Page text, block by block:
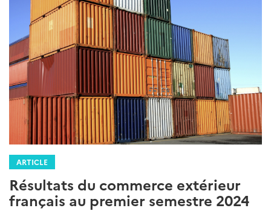
ARTICLE
Résultats du commerce extérieur
français au premier semestre 2024